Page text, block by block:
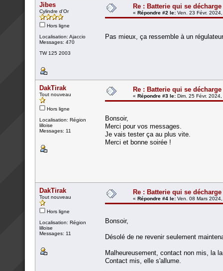
Jibes
Cylindre d'Or
Hors ligne
Localisation: Ajaccio
Messages: 470
TW 125 2003
Re : Batterie qui se
« Répondre #2 le: Ven. 23 Févr.
Pas mieux, ça ressemble à un
DakTirak
Tout nouveau
Hors ligne
Localisation: Région
lilloise
Messages: 11
Re : Batterie qui se
« Répondre #3 le: Dim. 25 Févr.
Bonsoir,
Merci pour vos messages.
Je vais tester ça au plus vite.
Merci et bonne soirée !
DakTirak
Tout nouveau
Hors ligne
Localisation: Région
lilloise
Messages: 11
Re : Batterie qui se
« Répondre #4 le: Ven. 08 Mars
Bonsoir,
Désolé de ne revenir seulement
Malheureusement, contact non mis, la
Contact mis, elle s'allume.